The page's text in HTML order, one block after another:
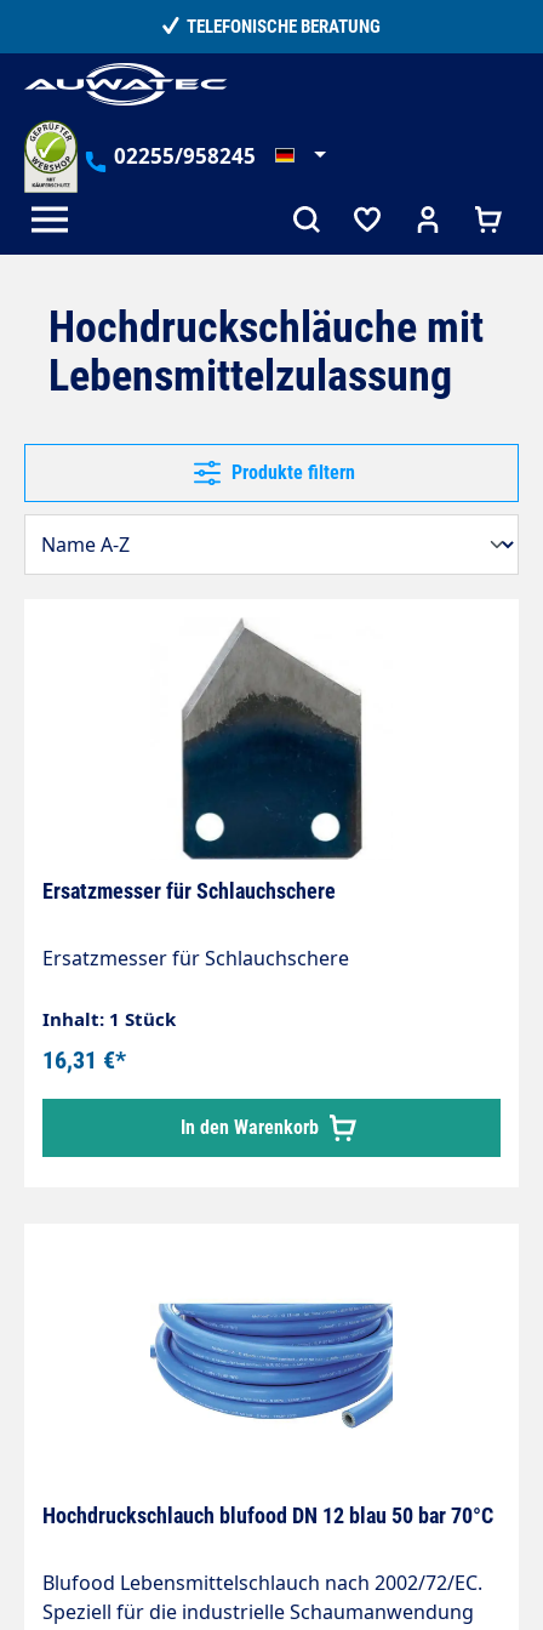
TELEFONISCHE BERATUNG
02255/958245
Hochdruckschläuche mit
Lebensmittelzulassung
Produkte filtern
Ersatzmesser für Schlauchschere
Ersatzmesser für Schlauchschere
Inhalt: 1 Stück
16,31 €*
In den Warenkorb
Hochdruckschlauch blufood DN 12 blau 50 bar 70°C
Blufood Lebensmittelschlauch nach 2002/72/EC.
Speziell für die industrielle Schaumanwendung